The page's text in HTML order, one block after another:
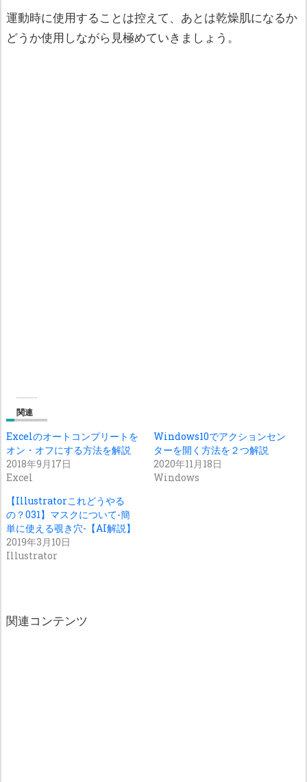
運動時に使用することは控えて、あとは乾燥肌になるか
どうか使用しながら見極めていきましょう。
関連
Excelのオートコンプリートを
オン・オフにする方法を解説
2018年9月17日
Excel
Windows10でアクションセン
ターを開く方法を２つ解説
2020年11月18日
Windows
【Illustratorこれどうやる
の？031】マスクについて-簡
単に使える覗き穴-【AI解説】
2019年3月10日
Illustrator
関連コンテンツ